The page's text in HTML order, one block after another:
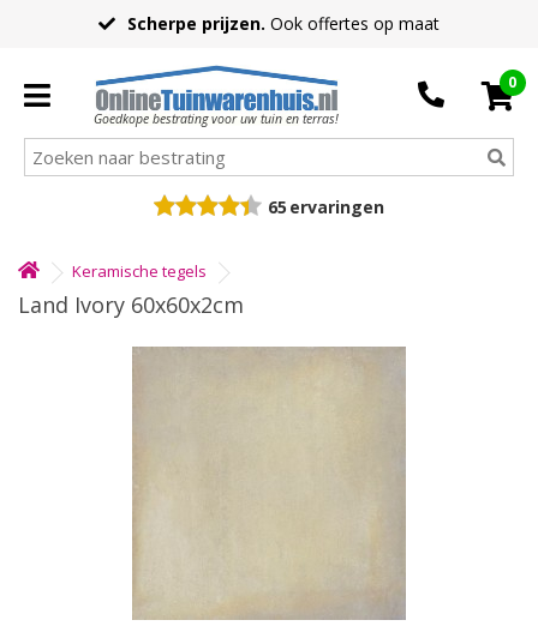
Scherpe prijzen. Ook offertes op maat
Goedkope bestrating voor uw tuin en terras!
0
65 ervaringen
Keramische tegels
Land Ivory 60x60x2cm